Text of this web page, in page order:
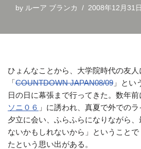
by ルーア ブランカ 2008年12月31日
ひょんなことから、大学院時代の友人
「COUNTDOWN JAPAN08/09 」とい
日の日に幕張まで行ってきた。数年
ソニ０６ 」に誘われ、真夏で外での
夕立に会い、ふらふらになりながら
ないかもしれないから」ということ
たという思い出がある。